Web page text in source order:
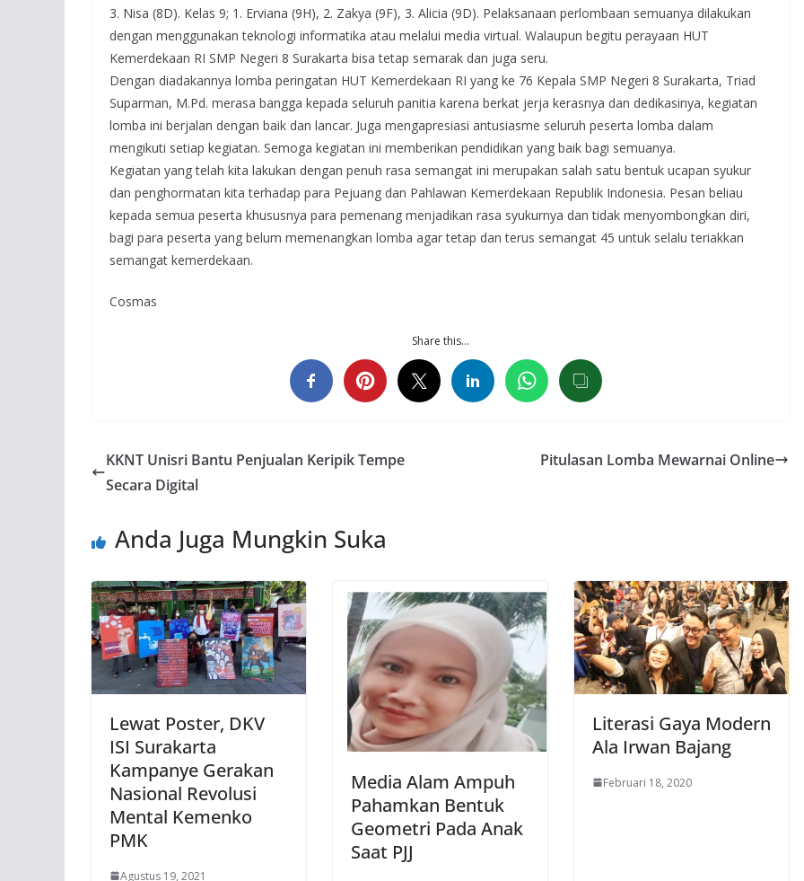
3. Nisa (8D). Kelas 9; 1. Erviana (9H), 2. Zakya (9F), 3. Alicia (9D). Pelaksanaan perlombaan semuanya dilakukan
dengan menggunakan teknologi informatika atau melalui media virtual. Walaupun begitu perayaan HUT
Kemerdekaan RI SMP Negeri 8 Surakarta bisa tetap semarak dan juga seru.
Dengan diadakannya lomba peringatan HUT Kemerdekaan RI yang ke 76 Kepala SMP Negeri 8 Surakarta, Triad
Suparman, M.Pd. merasa bangga kepada seluruh panitia karena berkat jerja kerasnya dan dedikasinya, kegiatan
lomba ini berjalan dengan baik dan lancar. Juga mengapresiasi antusiasme seluruh peserta lomba dalam
mengikuti setiap kegiatan. Semoga kegiatan ini memberikan pendidikan yang baik bagi semuanya.
Kegiatan yang telah kita lakukan dengan penuh rasa semangat ini merupakan salah satu bentuk ucapan syukur
dan penghormatan kita terhadap para Pejuang dan Pahlawan Kemerdekaan Republik Indonesia. Pesan beliau
kepada semua peserta khususnya para pemenang menjadikan rasa syukurnya dan tidak menyombongkan diri,
bagi para peserta yang belum memenangkan lomba agar tetap dan terus semangat 45 untuk selalu teriakkan
semangat kemerdekaan.
Cosmas
Share this…
KKNT Unisri Bantu Penjualan Keripik Tempe
Secara Digital
Pitulasan Lomba Mewarnai Online
Anda Juga Mungkin Suka
Lewat Poster, DKV
ISI Surakarta
Kampanye Gerakan
Nasional Revolusi
Mental Kemenko
PMK
Agustus 19, 2021
Media Alam Ampuh
Pahamkan Bentuk
Geometri Pada Anak
Saat PJJ
Literasi Gaya Modern
Ala Irwan Bajang
Februari 18, 2020